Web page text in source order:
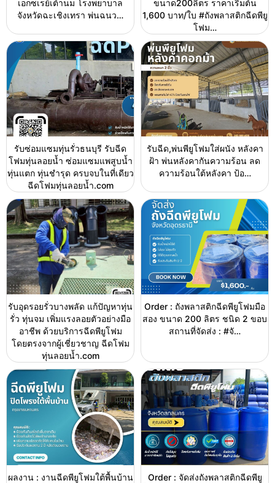
เอกซเรย์เต้านม โรงพยาบาล
จังหวัดฉะเชิงเทรา พ่นฉนว…
ขนาด200ลิตร ราคาเริ่มต้น
1,600 บาท/ใบ #ถังพลาสติกฉีดพียู
โฟม…
รับซ่อมแซมทุ่นรั่วธนบุรี รับฉีด
โฟมทุ่นลอยน้ำ ซ่อมแซมแพสูบน้ำ
ทุ่นแตก ทุ่นชำรุด ครบจบในที่เดียว
ฉีดโฟมทุ่นลอยน้ำ.com
รับฉีด,พ่นพียูโฟมใส่ผนัง หลังคา
ฝ้า พ่นหลังคากันความร้อน ลด
ความร้อนใต้หลังคา ป้อ…
รับอุดรอยรั่วบางพลัด แก้ปัญหาทุ่น
รั่ว ทุ่นจม เพิ่มแรงลอยตัวอย่างมือ
อาชีพ ด้วยบริการฉีดพียูโฟม
โดยตรงจากผู้เชี่ยวชาญ ฉีดโฟม
ทุ่นลอยน้ำ.com
Order : ถังพลาสติกฉีดพียูโฟมมือ
สอง ขนาด 200 ลิตร ชนิด 2 ขอบ
สถานที่จัดส่ง : #จั…
ผลงาน : งานฉีดพียูโฟมใต้พื้นบ้าน
Order : จัดส่งถังพลาสติกฉีดพียู